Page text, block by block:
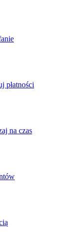
płatności
na czas